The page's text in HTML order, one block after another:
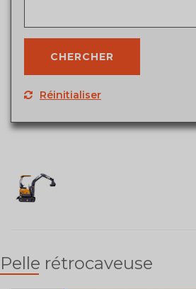
Réinitialiser
Pelle rétrocaveuse